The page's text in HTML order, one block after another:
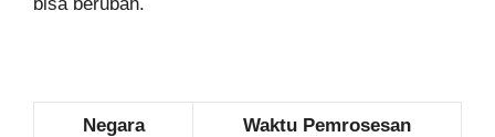
Negara
Waktu Pemrosesan